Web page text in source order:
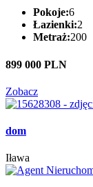
Pokoje:6
Łazienki:2
Metraż:200
899 000 PLN
Zobacz
dom
Iława